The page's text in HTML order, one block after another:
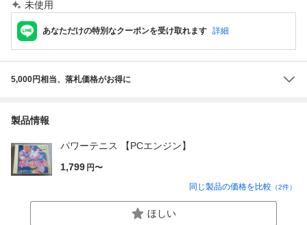
未使用
あなただけの特別なクーポンを受け取れます 詳細
5,000円相当、落札価格がお得に
製品情報
パワーテニス 【PCエンジン】
1,799 円〜
同じ製品の価格を比較 （2件）
ほしい